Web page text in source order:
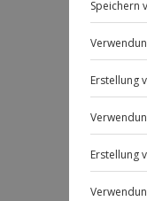
-15%